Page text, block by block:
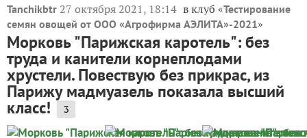
Tanchikbtr 27 октября 2021, 18:14 в клуб «Тестирование
семян овощей от ООО «Агрофирма АЭЛИТА»-2021»
Морковь "Парижская каротель": без
труда и канители корнеплодами
хрустели. Повествую без прикрас, из
Парижу мадмуазель показала высший
класс! 3